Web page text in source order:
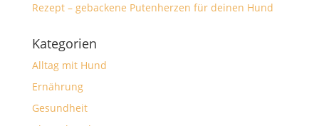
Rezept – gebackene Putenherzen für deinen Hund
Kategorien
Alltag mit Hund
Ernährung
Gesundheit